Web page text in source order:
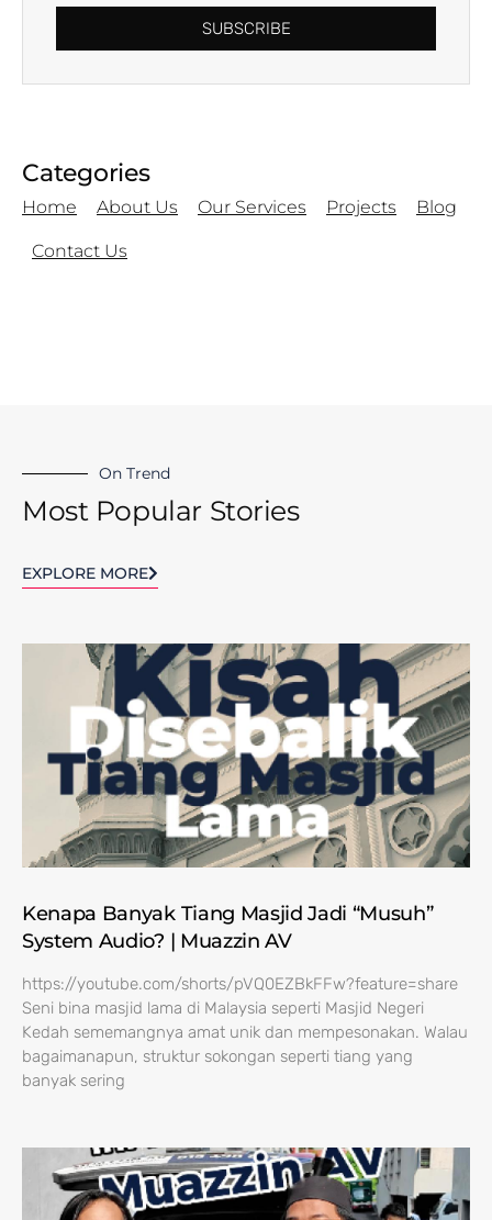
SUBSCRIBE
Categories
Home About Us Our Services Projects Blog
Contact Us
On Trend
Most Popular Stories
EXPLORE MORE
Kenapa Banyak Tiang Masjid Jadi “Musuh”
System Audio? | Muazzin AV
https://youtube.com/shorts/pVQ0EZBkFFw?feature=share
Seni bina masjid lama di Malaysia seperti Masjid Negeri
Kedah sememangnya amat unik dan mempesonakan. Walau
bagaimanapun, struktur sokongan seperti tiang yang
banyak sering